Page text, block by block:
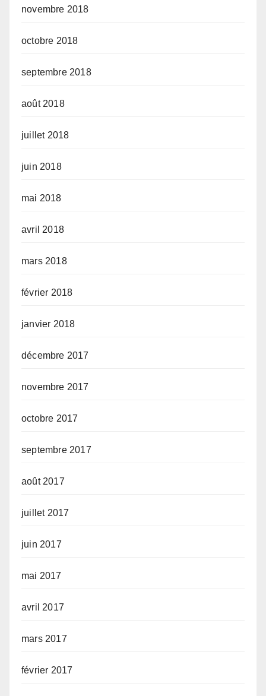
novembre 2018
octobre 2018
septembre 2018
août 2018
juillet 2018
juin 2018
mai 2018
avril 2018
mars 2018
février 2018
janvier 2018
décembre 2017
novembre 2017
octobre 2017
septembre 2017
août 2017
juillet 2017
juin 2017
mai 2017
avril 2017
mars 2017
février 2017